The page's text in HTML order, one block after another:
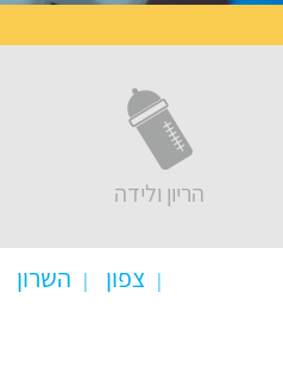
הריון ולידה
צפון השרון